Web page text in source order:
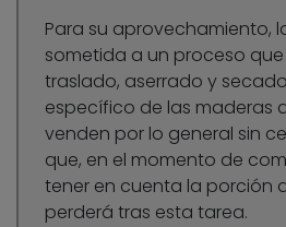
Para su aprovechamiento,
sometida a un proceso
traslado, aserrado y
específico de las maderas
venden por lo general sin
que, en el momento de
tener en cuenta la porción
perderá tras esta tarea.